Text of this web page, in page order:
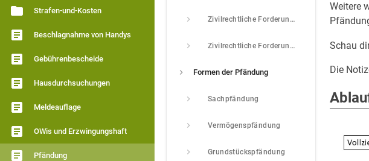
Strafen-und-Kosten
Beschlagnahme von Handys
Gebührenbescheide
Hausdurchsuchungen
Meldeauflage
OWis und Erzwingungshaft
Pfändung
Zivilrechtliche Forderungen des Staates
Zivilrechtliche Forderungen von Privaten
Formen der Pfändung
Sachpfändung
Vermögenspfändung
Grundstückspfändung
Weitere
Schau
Die